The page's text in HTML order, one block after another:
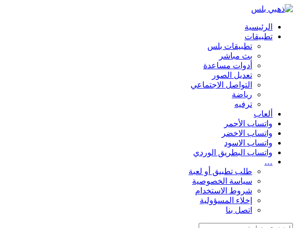
الرئيسية
تطبيقات
تطبيقات بلس
بث مباشر
أدوات مساعدة
تعديل الصور
التواصل الاجتماعي
رياضة
ترفيه
ألعاب
واتساب الأحمر
واتساب الاخضر
واتساب الاسود
واتساب البطريق الوردي
…
طلب تطبيق أو لعبة
سياسة الخصوصية
شروط الاستخدام
إخلاء المسؤولية
اتصل بنا